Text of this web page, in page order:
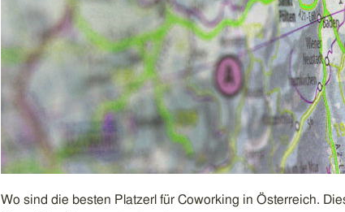
Wo sind die besten Platzerl für Coworking in Österreich.